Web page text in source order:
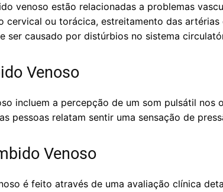
venoso estão relacionadas a problemas
cervical ou torácica, estreitamento das
ser causado por distúrbios no sistema
Venoso
incluem a percepção de um som pulsátil nos
pessoas relatam sentir uma sensação de
Venoso
é feito através de uma avaliação clínica